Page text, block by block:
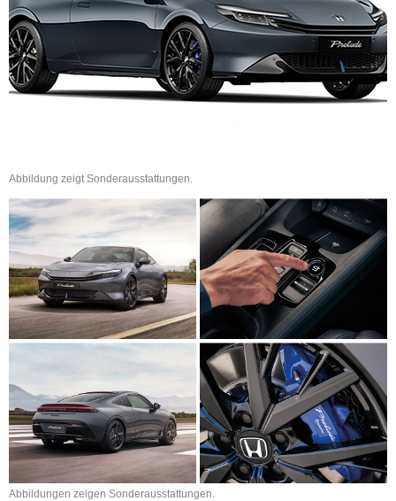
Abbildung zeigt Sonderausstattungen.
Abbildungen zeigen Sonderausstattungen.